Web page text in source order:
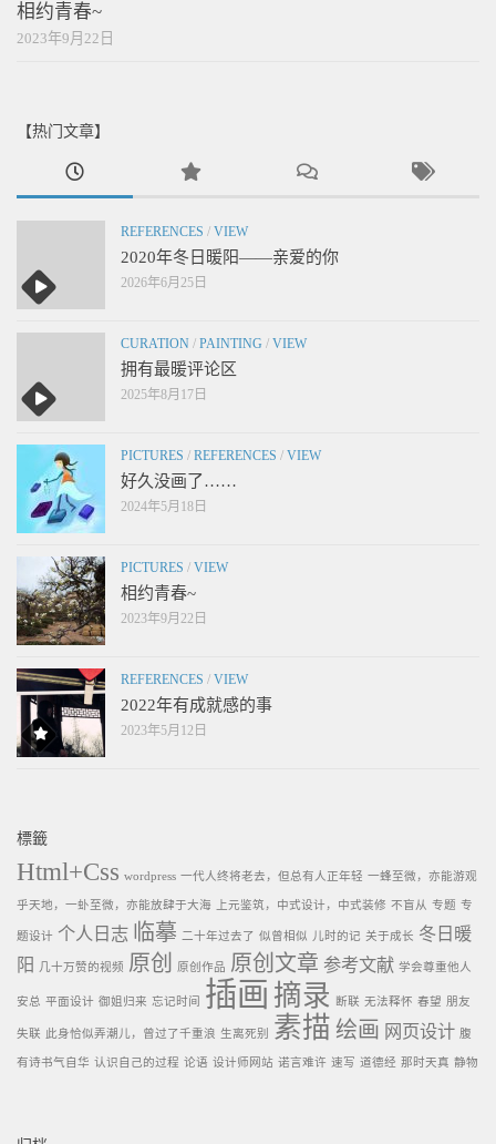
相约青春~
2023年9月22日
【热门文章】
REFERENCES / VIEW
2020年冬日暖阳——亲爱的你
2026年6月25日
CURATION / PAINTING / VIEW
拥有最暖评论区
2025年8月17日
PICTURES / REFERENCES / VIEW
好久没画了……
2024年5月18日
PICTURES / VIEW
相约青春~
2023年9月22日
REFERENCES / VIEW
2022年有成就感的事
2023年5月12日
標籤
Html+Css wordpress 一代人终将老去，但总有人正年轻 一蜂至微，亦能游观
乎天地，一虲至微，亦能放肆于大海 上元鉴筑，中式设计，中式装修 不盲从 专题 专
题设计 个人日志 临摹 二十年过去了 似曾相似 儿时的记 关于成长 冬日暖
阳
几十万赞的视频 原创 原创作品 原创文章 参考文献 学会尊重他人
安总 平面设计 御姐归来 忘记时间 插画 摘录 断联 无法释怀 春望 朋友
失联 此身恰似弄潮儿，曾过了千重浪 生离死别 素描 绘画 网页设计 腹
有诗书气自华 认识自己的过程 论语 设计师网站 诺言难许 速写 道德经 那时天真 静物